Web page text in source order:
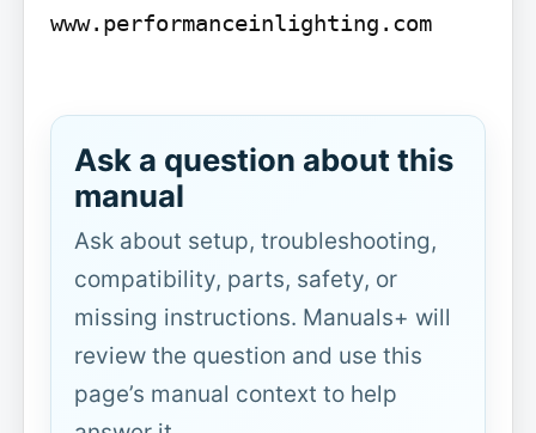
www.performanceinlighting.com
Ask a question about this
manual
Ask about setup, troubleshooting,
compatibility, parts, safety, or
missing instructions. Manuals+ will
review the question and use this
page’s manual context to help